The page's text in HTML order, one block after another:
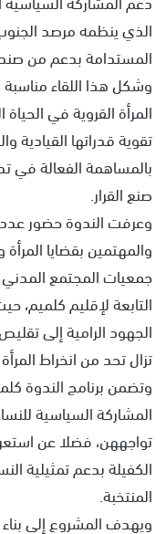
الذي ينظمه مرصد
المستدامة بدعم من
وشكل هذا اللقاء
المرأة القروية في
تقوية قدراتها القيادية
بالمساهمة الفعالة في
صنع القرار.
وعرفت الندوة حضور عدد
والمهتمين بقضايا
جمعيات المجتمع
التابعة لإقليم كلميم،
الجهود الرامية إلى
تزال تحد من انخراط
وتضمن برنامج الندوة
المشاركة السياسية
تواجههن، فضلا عن
الكفيلة بدعم تمثيلية
المنتخبة.
ويهدف المشروع إلى